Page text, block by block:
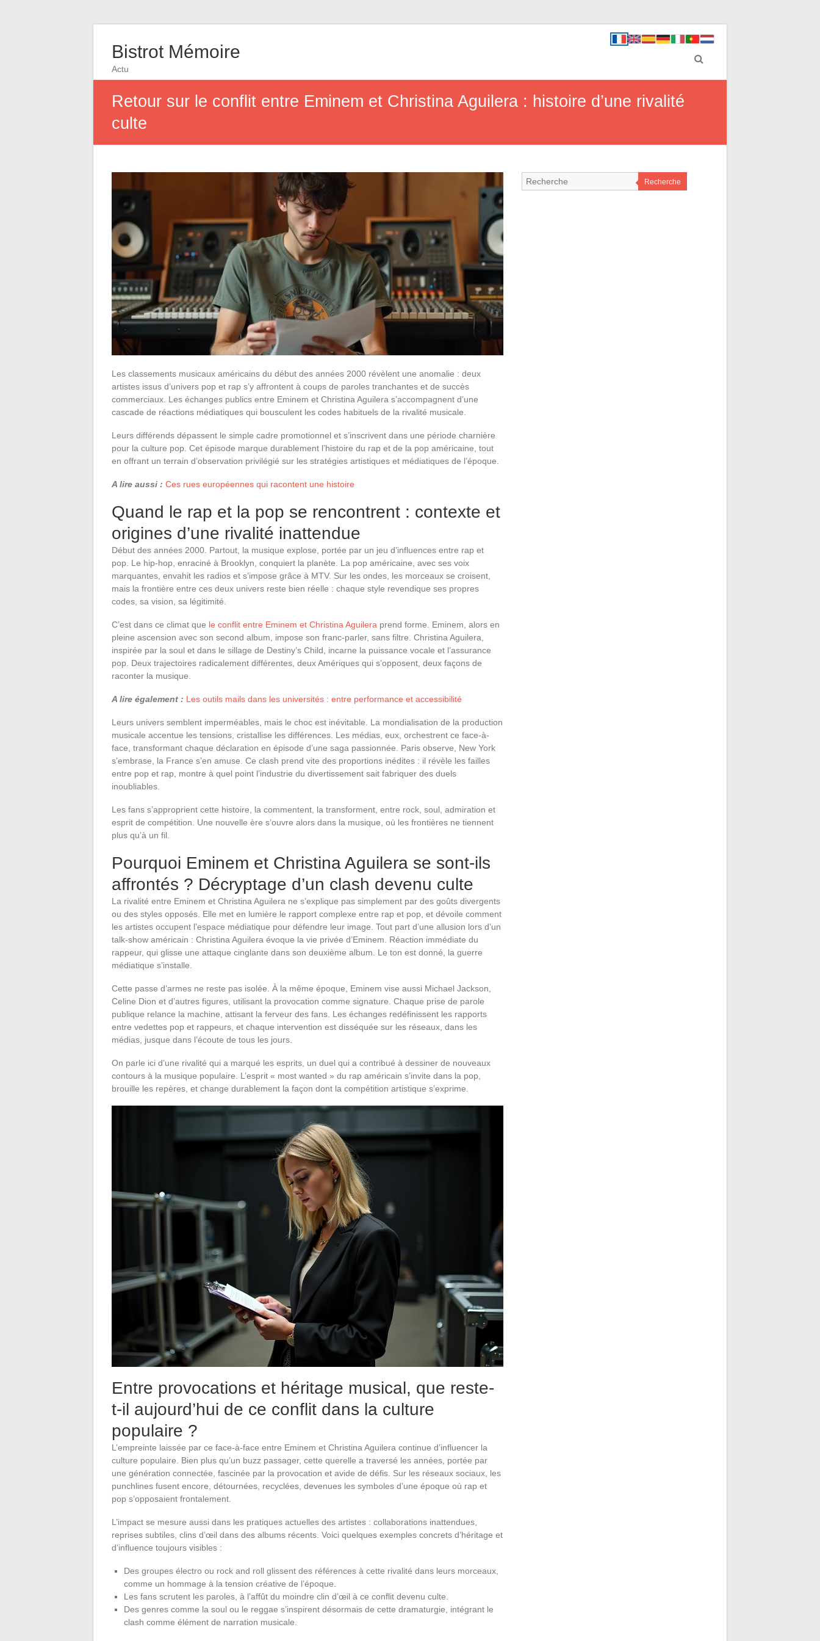
Bistrot Mémoire
Actu
Retour sur le conflit entre Eminem et Christina Aguilera : histoire d’une rivalité
culte
Les classements musicaux américains du début des années 2000 révèlent une anomalie : deux
artistes issus d’univers pop et rap s’y affrontent à coups de paroles tranchantes et de succès
commerciaux. Les échanges publics entre Eminem et Christina Aguilera s’accompagnent d’une
cascade de réactions médiatiques qui bousculent les codes habituels de la rivalité musicale.
Leurs différends dépassent le simple cadre promotionnel et s’inscrivent dans une période charnière
pour la culture pop. Cet épisode marque durablement l’histoire du rap et de la pop américaine, tout
en offrant un terrain d’observation privilégié sur les stratégies artistiques et médiatiques de l’époque.
A lire aussi : Ces rues européennes qui racontent une histoire
Quand le rap et la pop se rencontrent : contexte et
origines d’une rivalité inattendue
Début des années 2000. Partout, la musique explose, portée par un jeu d’influences entre rap et
pop. Le hip-hop, enraciné à Brooklyn, conquiert la planète. La pop américaine, avec ses voix
marquantes, envahit les radios et s’impose grâce à MTV. Sur les ondes, les morceaux se croisent,
mais la frontière entre ces deux univers reste bien réelle : chaque style revendique ses propres
codes, sa vision, sa légitimité.
C’est dans ce climat que le conflit entre Eminem et Christina Aguilera prend forme. Eminem, alors en
pleine ascension avec son second album, impose son franc-parler, sans filtre. Christina Aguilera,
inspirée par la soul et dans le sillage de Destiny’s Child, incarne la puissance vocale et l’assurance
pop. Deux trajectoires radicalement différentes, deux Amériques qui s’opposent, deux façons de
raconter la musique.
A lire également : Les outils mails dans les universités : entre performance et accessibilité
Leurs univers semblent imperméables, mais le choc est inévitable. La mondialisation de la production
musicale accentue les tensions, cristallise les différences. Les médias, eux, orchestrent ce face-à-
face, transformant chaque déclaration en épisode d’une saga passionnée. Paris observe, New York
s’embrase, la France s’en amuse. Ce clash prend vite des proportions inédites : il révèle les failles
entre pop et rap, montre à quel point l’industrie du divertissement sait fabriquer des duels
inoubliables.
Les fans s’approprient cette histoire, la commentent, la transforment, entre rock, soul, admiration et
esprit de compétition. Une nouvelle ère s’ouvre alors dans la musique, où les frontières ne tiennent
plus qu’à un fil.
Pourquoi Eminem et Christina Aguilera se sont-ils
affrontés ? Décryptage d’un clash devenu culte
La rivalité entre Eminem et Christina Aguilera ne s’explique pas simplement par des goûts divergents
ou des styles opposés. Elle met en lumière le rapport complexe entre rap et pop, et dévoile comment
les artistes occupent l’espace médiatique pour défendre leur image. Tout part d’une allusion lors d’un
talk-show américain : Christina Aguilera évoque la vie privée d’Eminem. Réaction immédiate du
rappeur, qui glisse une attaque cinglante dans son deuxième album. Le ton est donné, la guerre
médiatique s’installe.
Cette passe d’armes ne reste pas isolée. À la même époque, Eminem vise aussi Michael Jackson,
Celine Dion et d’autres figures, utilisant la provocation comme signature. Chaque prise de parole
publique relance la machine, attisant la ferveur des fans. Les échanges redéfinissent les rapports
entre vedettes pop et rappeurs, et chaque intervention est disséquée sur les réseaux, dans les
médias, jusque dans l’écoute de tous les jours.
On parle ici d’une rivalité qui a marqué les esprits, un duel qui a contribué à dessiner de nouveaux
contours à la musique populaire. L’esprit « most wanted » du rap américain s’invite dans la pop,
brouille les repères, et change durablement la façon dont la compétition artistique s’exprime.
Entre provocations et héritage musical, que reste-
t-il aujourd’hui de ce conflit dans la culture
populaire ?
L’empreinte laissée par ce face-à-face entre Eminem et Christina Aguilera continue d’influencer la
culture populaire. Bien plus qu’un buzz passager, cette querelle a traversé les années, portée par
une génération connectée, fascinée par la provocation et avide de défis. Sur les réseaux sociaux, les
punchlines fusent encore, détournées, recyclées, devenues les symboles d’une époque où rap et
pop s’opposaient frontalement.
L’impact se mesure aussi dans les pratiques actuelles des artistes : collaborations inattendues,
reprises subtiles, clins d’œil dans des albums récents. Voici quelques exemples concrets d’héritage et
d’influence toujours visibles :
Des groupes électro ou rock and roll glissent des références à cette rivalité dans leurs morceaux,
comme un hommage à la tension créative de l’époque.
Les fans scrutent les paroles, à l’affût du moindre clin d’œil à ce conflit devenu culte.
Des genres comme la soul ou le reggae s’inspirent désormais de cette dramaturgie, intégrant le
clash comme élément de narration musicale.
Recherche